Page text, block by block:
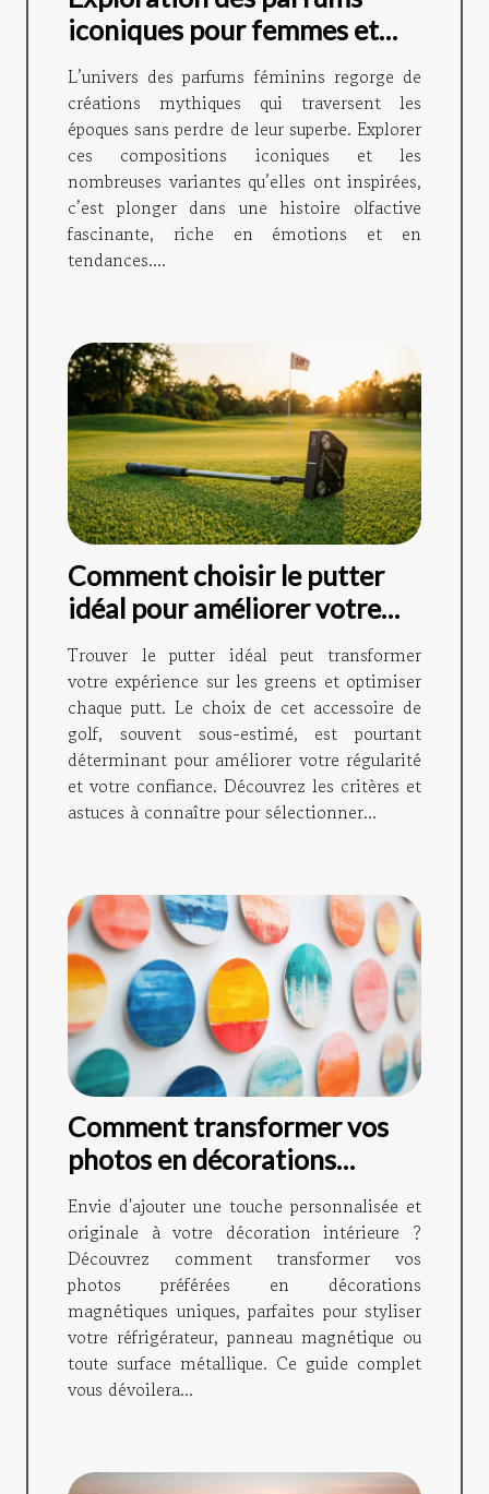
iconiques pour femmes et
leurs variantes ?
L’univers des parfums féminins regorge de
créations mythiques qui traversent les
époques sans perdre de leur superbe. Explorer
ces compositions iconiques et les
nombreuses variantes qu’elles ont inspirées,
c’est plonger dans une histoire olfactive
fascinante, riche en émotions et en
tendances....
Comment choisir le putter
idéal pour améliorer votre
jeu ?
Trouver le putter idéal peut transformer
votre expérience sur les greens et optimiser
chaque putt. Le choix de cet accessoire de
golf, souvent sous-estimé, est pourtant
déterminant pour améliorer votre régularité
et votre confiance. Découvrez les critères et
astuces à connaître pour sélectionner...
Comment transformer vos
photos en décorations
magnétiques ?
Envie d'ajouter une touche personnalisée et
originale à votre décoration intérieure ?
Découvrez comment transformer vos
photos préférées en décorations
magnétiques uniques, parfaites pour styliser
votre réfrigérateur, panneau magnétique ou
toute surface métallique. Ce guide complet
vous dévoilera...